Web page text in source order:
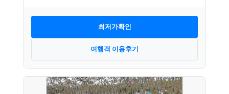
최저가확인
여행객 이용후기